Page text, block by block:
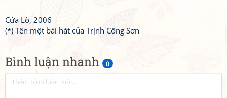
Bình luận nhanh 0
Cửa Lò, 2006
(*) Tên một bài hát của Trịnh Công Sơn